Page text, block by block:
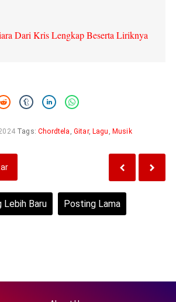
Dari Kris Lengkap Beserta Liriknya
Tags:Chordtela Gitar,Lagu Musik
Lebih Baru Posting Lama